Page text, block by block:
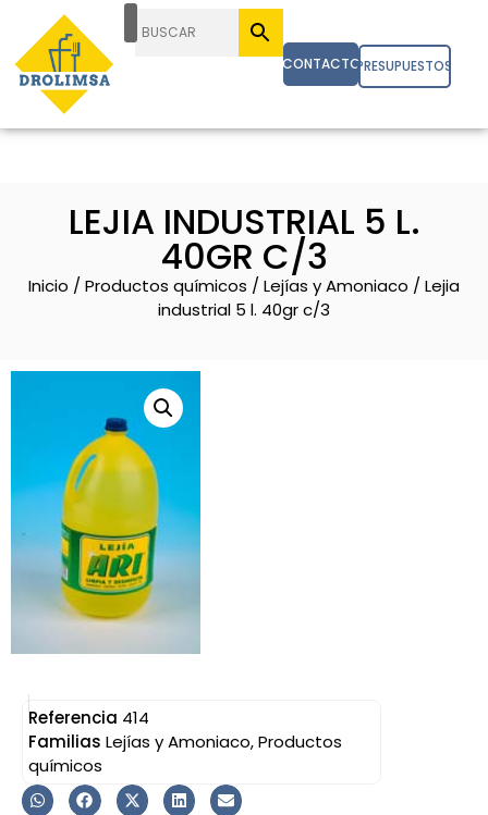
CONTACTOPRESUPUESTOS
LEJIA INDUSTRIAL 5 L.
40GR C/3
Inicio / Productos químicos / Lejías y Amoniaco / Lejia
industrial 5 l. 40gr c/3
Referencia 414
Familias Lejías y Amoniaco,Productos
químicos